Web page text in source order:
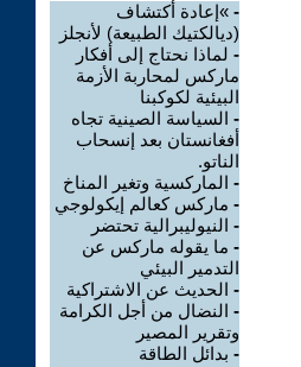
- »إعادة أكتشاف
(ديالكتيك الطبيعة) لأنجلز
- لماذا نحتاج إلى أفكار
ماركس لمحاربة الأزمة
البيئية لكوكبنا
- السياسة الصينية تجاه
أفغانستان بعد إنسحاب
الناتو.
- الماركسية وتغير المناخ
- ماركس كعالم إيكولوجي
- النيوليبرالية تحتضر
- ما يقوله ماركس عن
التدمير البيئي
- الحديث عن الاشتراكية
- النضال من أجل الكرامة
وتقرير المصير
- بدائل الطاقة